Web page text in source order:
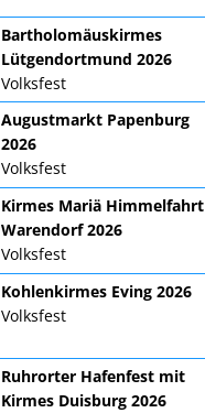
Bartholomäuskirmes
Lütgendortmund 2026
Volksfest
Augustmarkt Papenburg
2026
Volksfest
Kirmes Mariä Himmelfahrt
Warendorf 2026
Volksfest
Kohlenkirmes Eving 2026
Volksfest
Ruhrorter Hafenfest mit
Kirmes Duisburg 2026